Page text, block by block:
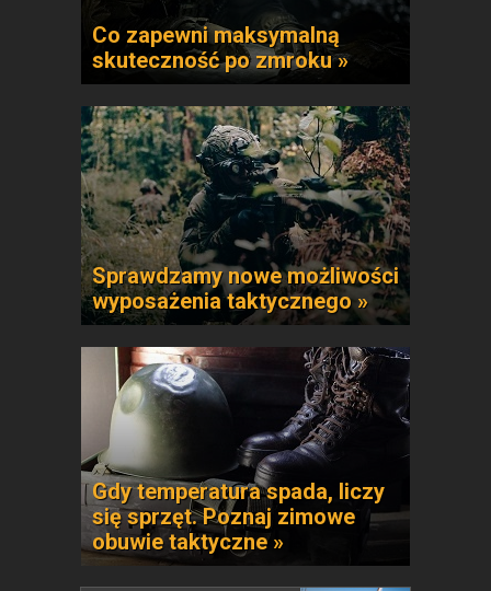
Co zapewni maksymalną
skuteczność po zmroku »
Sprawdzamy nowe możliwości
wyposażenia taktycznego »
Gdy temperatura spada, liczy
się sprzęt. Poznaj zimowe
obuwie taktyczne »